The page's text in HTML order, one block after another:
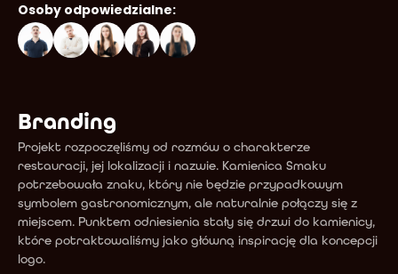
Osoby odpowiedzialne:
Branding
Projekt rozpoczęliśmy od rozmów o charakterze
restauracji, jej lokalizacji i nazwie. Kamienica Smaku
potrzebowała znaku, który nie będzie przypadkowym
symbolem gastronomicznym, ale naturalnie połączy się z
miejscem. Punktem odniesienia stały się drzwi do kamienicy,
które potraktowaliśmy jako główną inspirację dla koncepcji
logo.